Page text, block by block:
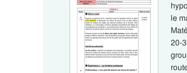
le
20-